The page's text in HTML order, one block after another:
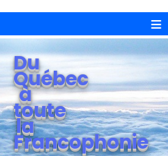
≡
Du
Québec
à
toute
la
Francophonie